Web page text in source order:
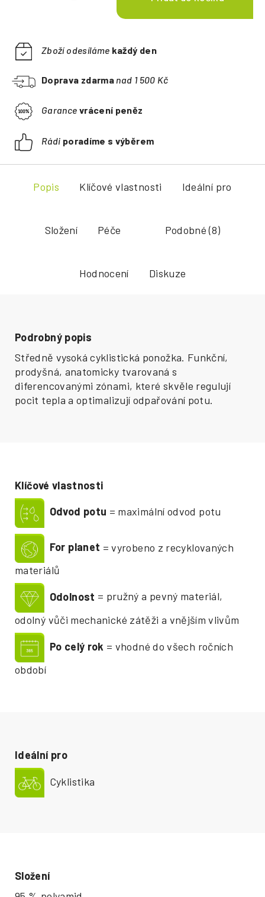
Zboží odesíláme každý den
Doprava zdarma nad 1 500 Kč
Garance vrácení peněz
Rádi poradíme s výběrem
Popis Klíčové vlastnosti Ideální pro
Složení Péče Podobné (8)
Hodnocení Diskuze
Podrobný popis
Středně vysoká cyklistická ponožka. Funkční,
prodyšná, anatomicky tvarovaná s
diferencovanými zónami, které skvěle regulují
pocit tepla a optimalizují odpařování potu.
Složení
Ideální pro
Cyklistika
Klíčové vlastnosti
Odvod potu = maximální odvod potu
For planet = vyrobeno z recyklovaných
materiálů
Odolnost = pružný a pevný materiál,
odolný vůči mechanické zátěži a vnějším vlivům
Po celý rok = vhodné do všech ročních
období